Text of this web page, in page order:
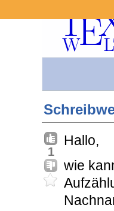
1
Hallo,
wie